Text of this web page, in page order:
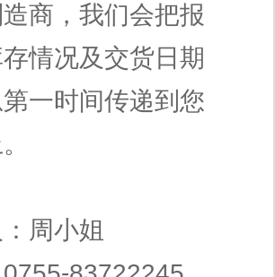
商，我们会把报
情况及交货日期
一时间传递到您
周小姐